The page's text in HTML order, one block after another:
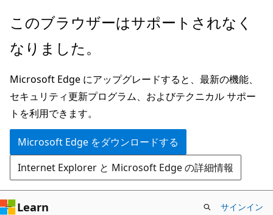
メ
ン
ン
テ
ン
ツ
に
ス
キ
ッ
このブラウザーはサポートされなく
なりました。
Microsoft Edge にアップグレードすると、最新の機能、
セキュリティ更新プログラム、およびテクニカル サポー
トを利用できます。
Microsoft Edge をダウンロードする
Internet Explorer と Microsoft Edge の詳細情報
Learn サインイン